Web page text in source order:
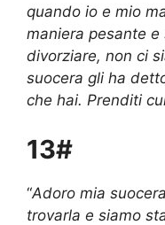
quando io e mio
maniera pesante
divorziare, non ci
suocera gli ha
che hai. Prenditi
13#
“Adoro mia
trovarla e siamo